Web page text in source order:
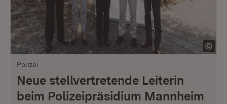
Polizei
Neue stellvertretende Leiterin
beim Polizeipräsidium Mannheim